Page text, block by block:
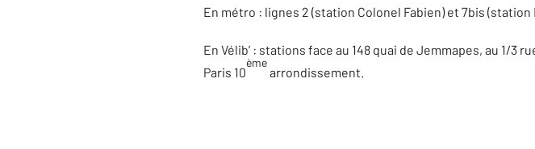
En métro : lignes 2 (station Colonel Fabien) et 7bis (station
En Vélib’ : stations face au 148 quai de Jemmapes, au 1/3
Paris 10
ème
arrondissement.